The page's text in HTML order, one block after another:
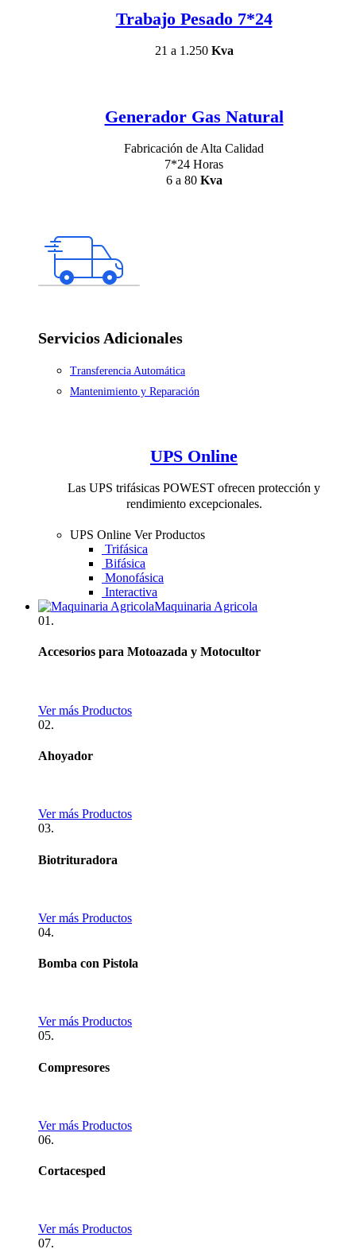
Trabajo Pesado 7*24
21 a 1.250 Kva
Generador Gas Natural
Fabricación de Alta Calidad
7*24 Horas
6 a 80 Kva
Servicios Adicionales
Transferencia Automática
Mantenimiento y Reparación
UPS Online
Las UPS trifásicas POWEST ofrecen protección y
rendimiento excepcionales.
UPS Online Ver Productos
Trifásica
Bifásica
Monofásica
Interactiva
Maquinaria Agricola
01.
Accesorios para Motoazada y Motocultor
Ver más Productos
02.
Ahoyador
Ver más Productos
03.
Biotrituradora
Ver más Productos
04.
Bomba con Pistola
Ver más Productos
05.
Compresores
Ver más Productos
06.
Cortacesped
Ver más Productos
07.